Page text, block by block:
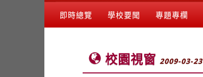
即時總覽 學校要聞 專題專欄
校園視窗 2009-03-23